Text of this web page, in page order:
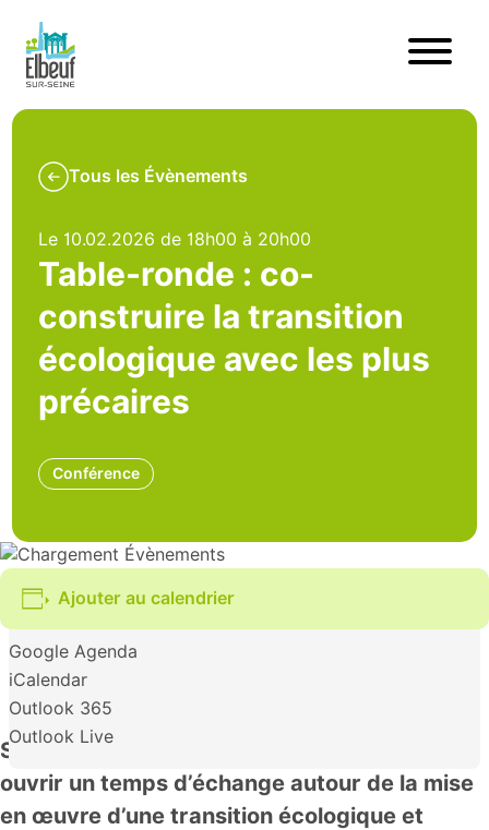
Tous les Évènements
Le 10.02.2026 de 18h00 à 20h00
Table-ronde : co-
construire la transition
écologique avec les plus
précaires
Conférence
Ajouter au calendrier
Google Agenda
iCalendar
Outlook 365
Outlook Live
Solutions Transitions s’invite à Elbeuf pour
ouvrir un temps d’échange autour de la mise
en œuvre d’une transition écologique et